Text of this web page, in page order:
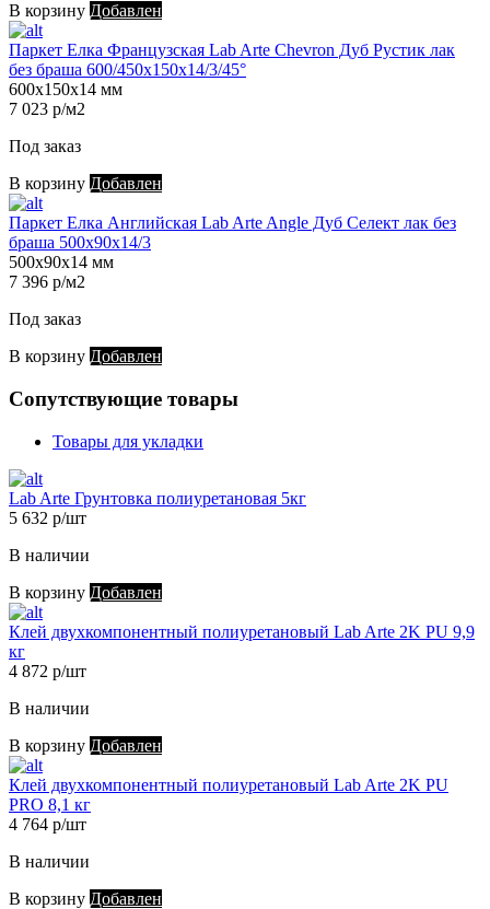
В корзину Добавлен
Паркет Елка Французская Lab Arte Chevron Дуб Рустик лак
без браша 600/450х150х14/3/45°
600х150х14 мм
7 023 р/м2
Под заказ
В корзину Добавлен
Паркет Елка Английская Lab Arte Angle Дуб Селект лак без
браша 500х90х14/3
500х90х14 мм
7 396 р/м2
Под заказ
В корзину Добавлен
Сопутствующие товары
Товары для укладки
Lab Arte Грунтовка полиуретановая 5кг
5 632 р/шт
В наличии
В корзину Добавлен
Клей двухкомпонентный полиуретановый Lab Arte 2K PU 9,9
кг
4 872 р/шт
В наличии
В корзину Добавлен
Клей двухкомпонентный полиуретановый Lab Arte 2K PU
PRO 8,1 кг
4 764 р/шт
В наличии
В корзину Добавлен